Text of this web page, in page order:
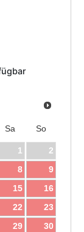
Sa So
1
2
8
9
15
16
22
23
29
30